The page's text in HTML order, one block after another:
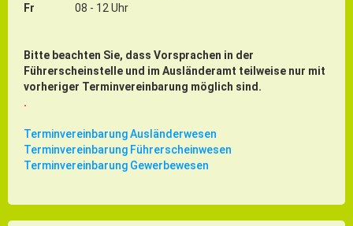
Fr
08 - 12 Uhr
Bitte beachten Sie, dass Vorsprachen in der
Führerscheinstelle und im Ausländeramt teilweise nur mit
vorheriger Terminvereinbarung möglich sind.
.
Terminvereinbarung Ausländerwesen
Terminvereinbarung Führerscheinwesen
Terminvereinbarung Gewerbewesen